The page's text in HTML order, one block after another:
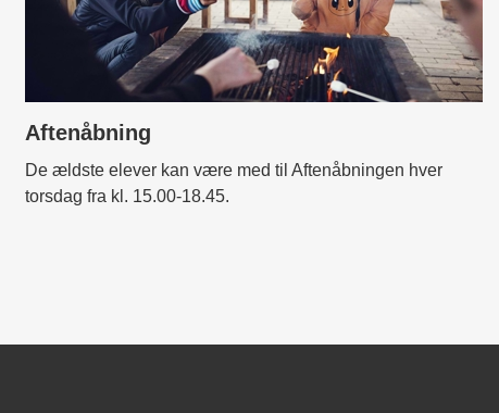
Aftenåbning
De ældste elever kan være med til Aftenåbningen hver
torsdag fra kl. 15.00-18.45.